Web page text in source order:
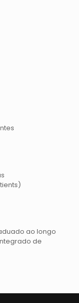
ao longo
de